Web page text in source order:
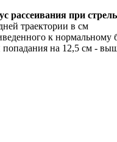
рассеивания при
траектории в см
к
на 12,5 см -